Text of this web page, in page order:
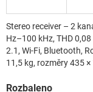
Stereo receiver – 2
Hz–100 kHz, THD
2.1, Wi-Fi, Bluetooth,
11,5 kg, rozměry 435
Rozbaleno